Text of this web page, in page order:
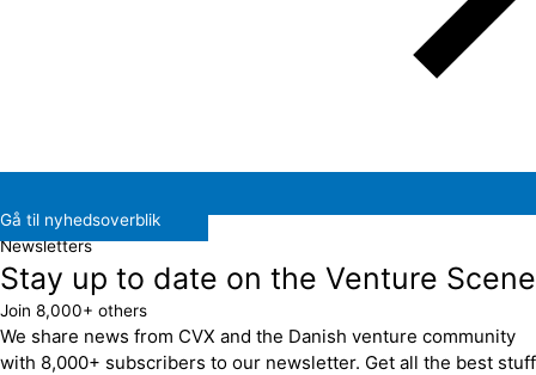
Gå til nyhedsoverblik
Newsletters
Stay up to date on the Venture Scene
Join 8,000+ others
We share news from CVX and the Danish venture community
with 8,000+ subscribers to our newsletter. Get all the best stuff